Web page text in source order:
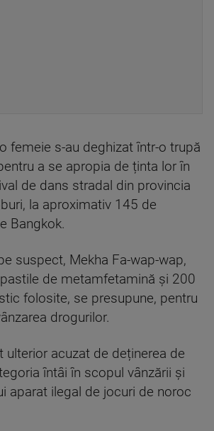
femeie s-au deghizat într-o trupă
a se apropia de ținta lor în
de dans stradal din provincia
la aproximativ 145 de
Bangkok.
suspect, Mekha Fa-wap-wap,
de metamfetamină și 200
folosite, se presupune, pentru
drogurilor.
ulterior acuzat de deținerea de
întâi în scopul vânzării și
aparat ilegal de jocuri de noroc